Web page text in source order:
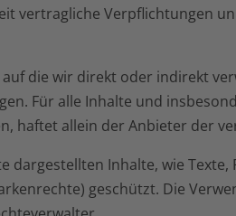
vertragliche Verpflichtungen
die wir direkt oder indirekt
Für alle Inhalte und
haftet allein der Anbieter der
dargestellten Inhalte, wie
geschützt. Die